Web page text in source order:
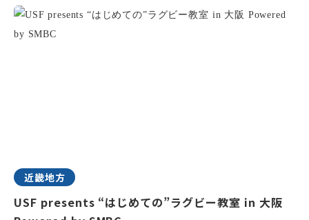
近畿地方
USF presents “はじめての”ラグビー教室 in 大阪